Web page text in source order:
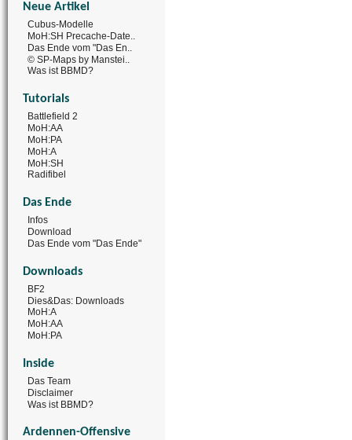
Neue Artikel
Cubus-Modelle
MoH:SH Precache-Date..
Das Ende vom "Das En..
© SP-Maps by Manstei..
Was ist BBMD?
Tutorials
Battlefield 2
MoH:AA
MoH:PA
MoH:A
MoH:SH
Radifibel
Das Ende
Infos
Download
Das Ende vom "Das Ende"
Downloads
BF2
Dies&Das: Downloads
MoH:A
MoH:AA
MoH:PA
Inside
Das Team
Disclaimer
Was ist BBMD?
Ardennen-Offensive